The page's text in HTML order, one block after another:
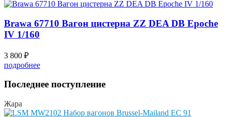
Brawa 67710 Вагон цистерна ZZ DEA DB Epoche
IV 1/160
3 800 ₽
подробнее
Последнее поступление
Жара